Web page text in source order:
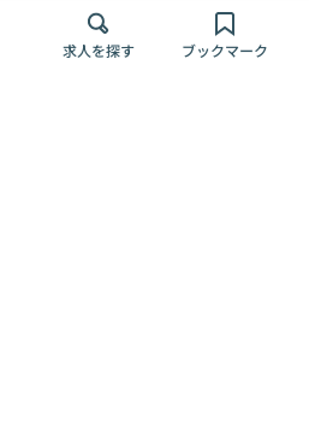
求人を探す ブックマーク